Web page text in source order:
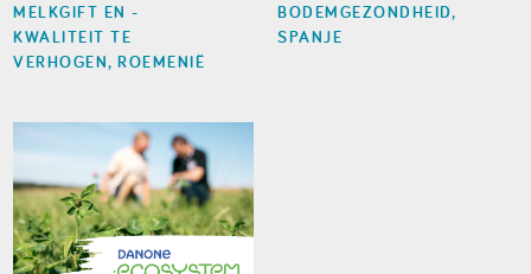
MELKGIFT EN -
KWALITEIT TE
VERHOGEN, ROEMENIË
BODEMGEZONDHEID,
SPANJE